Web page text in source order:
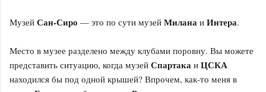
Музей Сан-Сиро — это по сути музей Милана и Интера.
Место в музее разделено между клубами поровну. Вы можете
представить ситуацию, когда музей Спартака и ЦСКА
находился бы под одной крышей? Впрочем, как-то меня в